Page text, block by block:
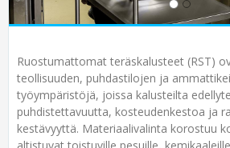
Ruostumattomat teräskalusteet (RST)
teollisuuden, puhdastilojen ja
työympäristöjä, joissa kalusteilta
puhdistettavuutta, kosteudenkestoa ja
kestävyyttä. Materiaalivalinta korostuu